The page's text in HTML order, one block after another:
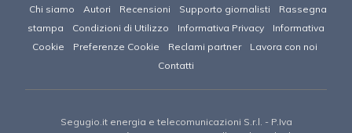
Chi siamo Autori Recensioni Supporto giornalisti
Rassegna
stampa
Condizioni di Utilizzo Informativa Privacy
Informativa
Cookie
Preferenze Cookie Reclami partner
Lavora con noi
Contatti
Segugio.it energia e telecomunicazioni S.r.l. - P.Iva